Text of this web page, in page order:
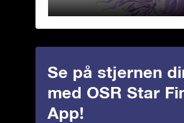
Se på stjernen
med OSR Star
App!